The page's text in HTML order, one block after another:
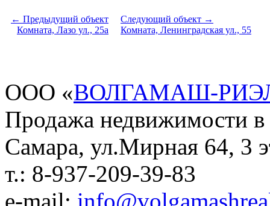
← Предыдущий объект
Комната, Лазо ул., 25а
Следующий объект →
Комната, Ленинградская ул., 55
ООО «ВОЛГАМАШ-
Продажа недвижимости
Самара, ул.Мирная 64, 3
т.: 8-937-209-39-83
e-mail: